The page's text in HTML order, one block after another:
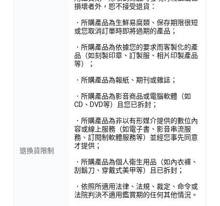
退換貨限制
損壞者外，恕不接受退貨：
．所購產品為生鮮易腐類、保存期限很短
或您取消訂單時即將過期的產品；
．所購產品為依據您的要求而客製化的產
品（如刻製印章、訂製服、相片印製產品
等）；
．所購產品為報紙、期刊或雜誌；
．所購產品為影音商品或電腦軟體（如
CD、DVD等）且您已拆封；
．所購產品為非以有形媒介提供的數位內
容或線上服務（如電子書、影音串流服
務、訂閱制軟體服務等）並經您事先同意
才提供；
．所購產品為個人衛生用品（如內衣褲、
刮鬍刀、穿戴式美甲等）且已拆封；
．依照所適用法律、法規、裁定、命令或
法院判決不適用鑑賞期的任何其他情況。